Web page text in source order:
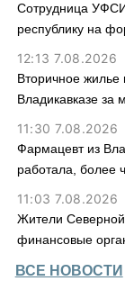
Сотрудница
республику на
12:13 7.08.2026
Вторичное жилье
Владикавказе за
11:30 7.08.2026
Фармацевт из
работала, более
11:03 7.08.2026
Жители
финансовые
ВСЕ НОВОСТИ